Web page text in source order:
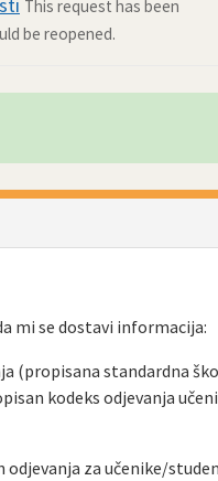
This request has been
be reopened.
mi se dostavi informacija:
(propisana standardna
kodeks odjevanja
za učenike/